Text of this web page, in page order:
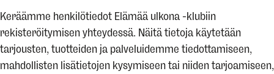
Keräämme henkilötiedot Elämää ulkona -klubiin
rekisteröitymisen yhteydessä. Näitä tietoja käytetään
tarjousten, tuotteiden ja palveluidemme tiedottamiseen,
mahdollisten lisätietojen kysymiseen tai niiden tarjoamiseen,